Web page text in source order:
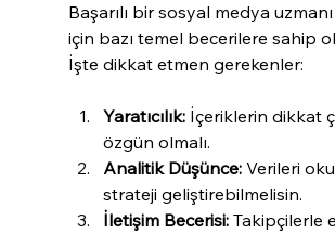
Başarılı bir sosyal medya
için bazı temel becerilere sahip
İşte dikkat etmen gerekenler:
Yaratıcılık: İçeriklerin dikkat
özgün olmalı.
Analitik Düşünce: Verileri
strateji geliştirebilmelisin.
İletişim Becerisi: Takipçilerle